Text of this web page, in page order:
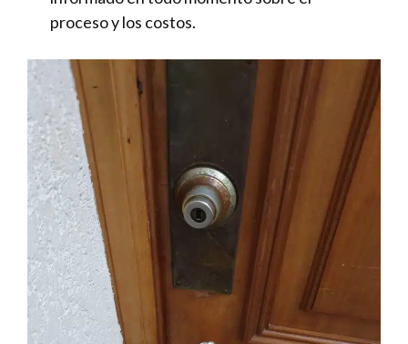
proceso y los costos.